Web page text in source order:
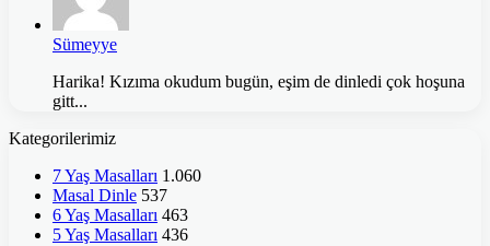
Sümeyye
Harika! Kızıma okudum bugün, eşim de dinledi çok hoşuna
gitt...
Kategorilerimiz
7 Yaş Masalları 1.060
Masal Dinle 537
6 Yaş Masalları 463
5 Yaş Masalları 436